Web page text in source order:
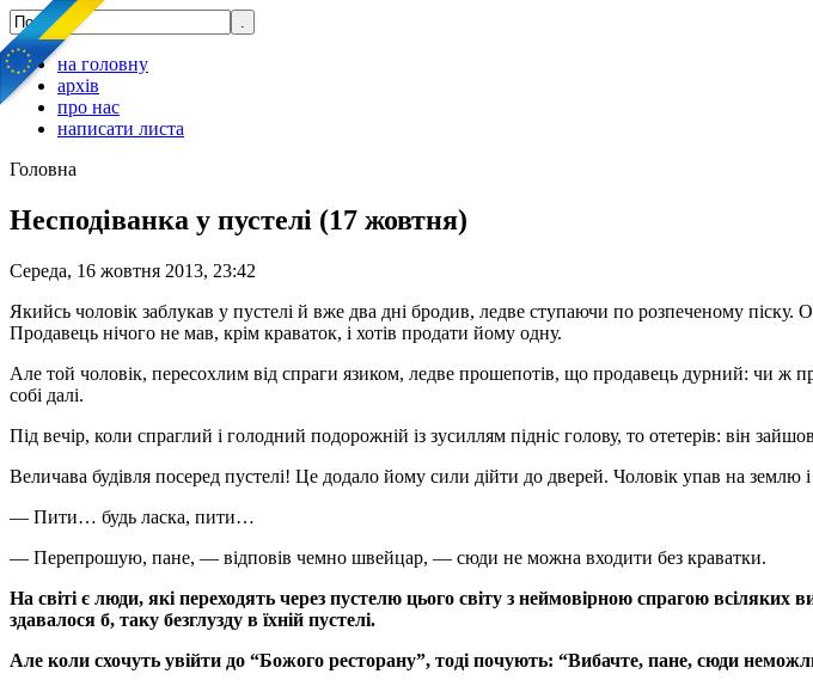
на головну
архів
про нас
написати листа
Головна
Несподіванка у пустелі (17 жовтня)
Середа, 16 жовтня 2013, 23:42
Якийсь чоловік заблукав у пустелі й вже два дні бродив, ледве ступаючи по розпеченому
Продавець нічого не мав, крім краваток, і хотів продати йому одну.
Але той чоловік, пересохлим від спраги язиком, ледве прошепотів, що продавець дурний: чи ж
собі далі.
Під вечір, коли спраглий і голодний подорожній із зусиллям підніс голову, то отетерів: він
Величава будівля посеред пустелі! Це додало йому сили дійти до дверей. Чоловік упав на землю і
— Пити… будь ласка, пити…
— Перепрошую, пане, — відповів чемно швейцар, — сюди не можна входити без краватки.
На світі є люди, які переходять через пустелю цього світу з неймовірною спрагою
здавалося б, таку безглузду в їхній пустелі.
Але коли схочуть увійти до “Божого ресторану”, тоді почують: “Вибачте, пане, сюди